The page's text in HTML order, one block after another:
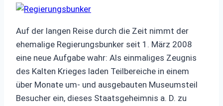
Auf der langen Reise durch die Zeit nimmt der
ehemalige Regierungsbunker seit 1. März 2008
eine neue Aufgabe wahr: Als einmaliges Zeugnis
des Kalten Krieges laden Teilbereiche in einem
über Monate um- und ausgebauten Museumsteil
Besucher ein, dieses Staatsgeheimnis a. D. zu